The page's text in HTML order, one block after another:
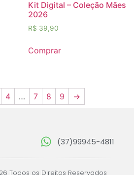
Kit Digital – Coleção Mães
2026
R$ 39,90
Comprar
4 … 7 8 9 →
(37)99945-4811
Todos os Direitos Reservados